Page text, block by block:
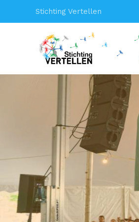
Stichting Vertellen